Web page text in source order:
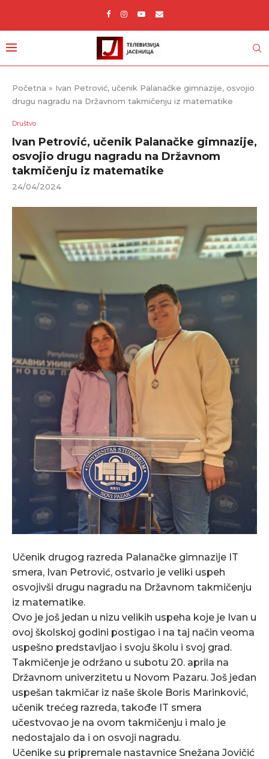
Početna » Ivan Petrović, učenik Palanačke gimnazije, osvojio
drugu nagradu na Državnom takmičenju iz matematike
Društvo
Ivan Petrović, učenik Palanačke gimnazije,
osvojio drugu nagradu na Državnom
takmičenju iz matematike
24/04/2024
Učenik drugog razreda Palanačke gimnazije IT
smera, Ivan Petrović, ostvario je veliki uspeh
osvojivši drugu nagradu na Državnom takmičenju
iz matematike.
Ovo je još jedan u nizu velikih uspeha koje je Ivan u
ovoj školskoj godini postigao i na taj način veoma
uspešno predstavljao i svoju školu i svoj grad.
Takmičenje je održano u subotu 20. aprila na
Državnom univerzitetu u Novom Pazaru. Još jedan
uspešan takmičar iz naše škole Boris Marinković,
učenik trećeg razreda, takođe IT smera
učestvovao je na ovom takmičenju i malo je
nedostajalo da i on osvoji nagradu.
Učenike su pripremale nastavnice Snežana Jovičić